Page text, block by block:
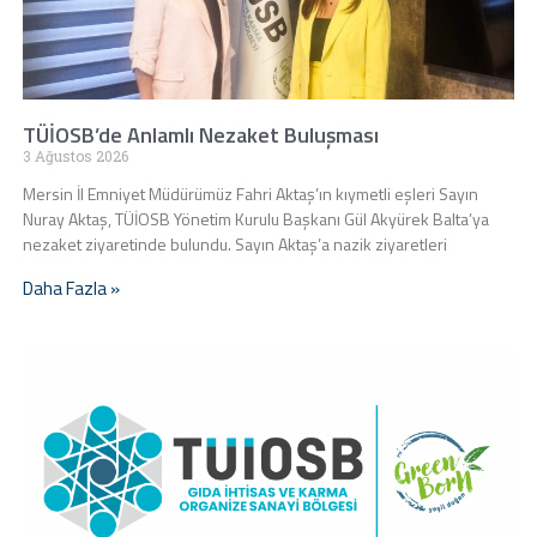
TÜİOSB’de Anlamlı Nezaket Buluşması
3 Ağustos 2026
Mersin İl Emniyet Müdürümüz Fahri Aktaş’ın kıymetli eşleri Sayın
Nuray Aktaş, TÜİOSB Yönetim Kurulu Başkanı Gül Akyürek Balta’ya
nezaket ziyaretinde bulundu. Sayın Aktaş’a nazik ziyaretleri
Daha Fazla »